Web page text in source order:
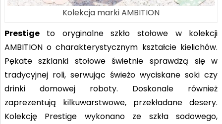
Kolekcja marki AMBITION
Prestigeto oryginalne szkło stołowe w kolekcji
AMBITION o charakterystycznym kształcie kielichów.
Pękate szklanki stołowe świetnie sprawdzą się w
tradycyjnej roli, serwując świeżo wyciskane soki czy
drinki domowej roboty. Doskonale również
zaprezentują kilkuwarstwowe, przekładane desery.
Kolekcję Prestige wykonano ze szkła sodowego,